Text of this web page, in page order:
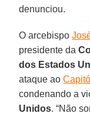
denunciou.
O arcebispo
presidente da
dos Estados
ataque ao
condenando a
Unidos. “Não